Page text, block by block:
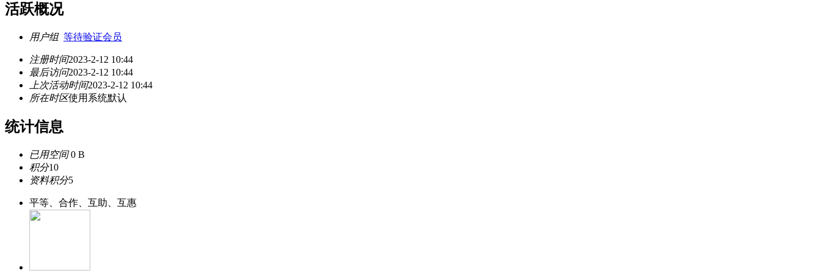
活跃概况
用户组 等待验证会员
注册时间2023-2-12 10:44
最后访问2023-2-12 10:44
上次活动时间2023-2-12 10:44
所在时区使用系统默认
统计信息
已用空间0 B
积分10
资料积分5
平等、合作、互助、互惠